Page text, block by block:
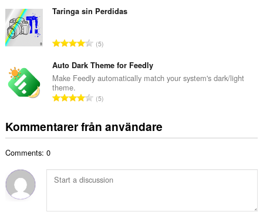
b
y
:
n
a
b
e
t
y
:
t
n
t
a
e
t
:
Taringa sin Perdidas
T
t
a
t
n
t
b
e
5
Auto Dark Theme for Feedly
Make Feedly automatically match your system's dark/light
theme.
T
t
a
a
n
5
Kommentarer från användare
Comments: 0